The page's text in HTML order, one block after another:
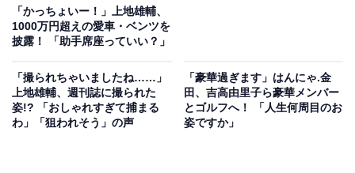
「かっちょいー！」上地雄輔、
1000万円超えの愛車・ベンツを
披露！ 「助手席座っていい？」
「撮られちゃいましたね……」
上地雄輔、週刊誌に撮られた
姿!? 「おしゃれすぎて捕まる
わ」「狙われそう」の声
「豪華過ぎます」はんにゃ.金
田、吉高由里子ら豪華メンバー
とゴルフへ！ 「人生何周目のお
姿ですか」